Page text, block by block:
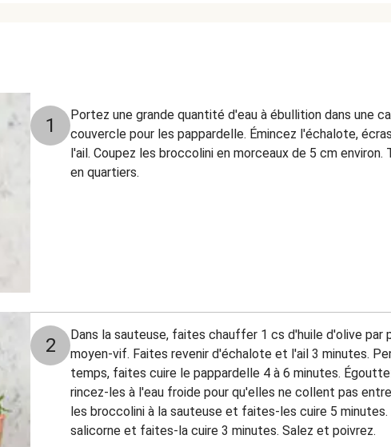
1
Portez une grande quantité d'eau à ébullition dans une
couvercle pour les pappardelle. Émincez l'échalote,
l'ail. Coupez les broccolini en morceaux de 5 cm environ.
en quartiers.
2
Dans la sauteuse, faites chauffer 1 cs d'huile d'olive par
moyen-vif. Faites revenir d'échalote et l'ail 3 minutes.
temps, faites cuire le pappardelle 4 à 6 minutes.
rincez-les à l'eau froide pour qu'elles ne collent pas
les broccolini à la sauteuse et faites-les cuire 5
salicorne et faites-la cuire 3 minutes. Salez et poivrez.